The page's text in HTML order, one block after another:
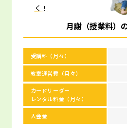
く！
月謝（授業料）
受講料（月々）
教室運営費（月々）
カードリーダー
レンタル料金（月々）
入会金